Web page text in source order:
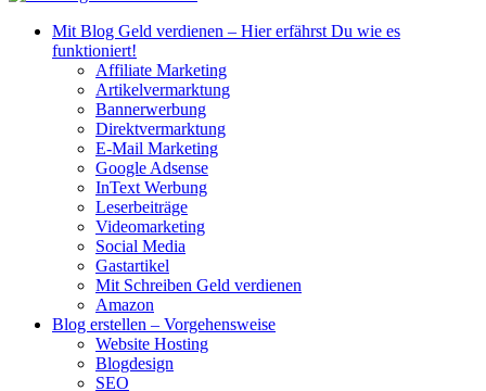
Mit Blog Geld verdienen – Hier erfährst Du wie es
funktioniert!
Affiliate Marketing
Artikelvermarktung
Bannerwerbung
Direktvermarktung
E-Mail Marketing
Google Adsense
InText Werbung
Leserbeiträge
Videomarketing
Social Media
Gastartikel
Mit Schreiben Geld verdienen
Amazon
Blog erstellen – Vorgehensweise
Website Hosting
Blogdesign
SEO